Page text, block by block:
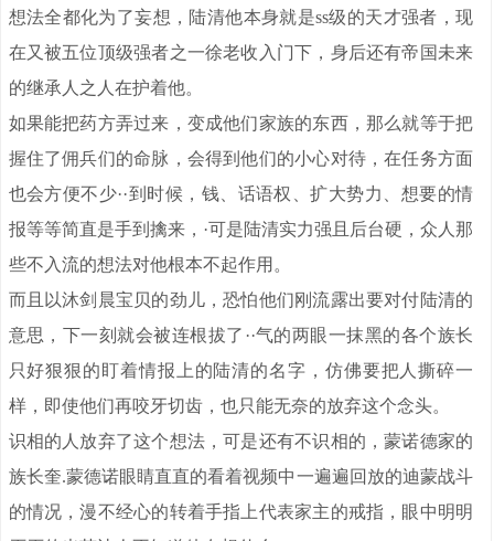
想法全都化为了妄想，陆清他本身就是ss级的天才强者，现
在又被五位顶级强者之一徐老收入门下，身后还有帝国未来
的继承人之人在护着他。
如果能把药方弄过来，变成他们家族的东西，那么就等于把
握住了佣兵们的命脉，会得到他们的小心对待，在任务方面
也会方便不少··到时候，钱、话语权、扩大势力、想要的情
报等等简直是手到擒来，·可是陆清实力强且后台硬，众人那
些不入流的想法对他根本不起作用。
而且以沐剑晨宝贝的劲儿，恐怕他们刚流露出要对付陆清的
意思，下一刻就会被连根拔了··气的两眼一抹黑的各个族长
只好狠狠的盯着情报上的陆清的名字，仿佛要把人撕碎一
样，即使他们再咬牙切齿，也只能无奈的放弃这个念头。
识相的人放弃了这个想法，可是还有不识相的，蒙诺德家的
族长奎.蒙德诺眼睛直直的看着视频中一遍遍回放的迪蒙战斗
的情况，漫不经心的转着手指上代表家主的戒指，眼中明明